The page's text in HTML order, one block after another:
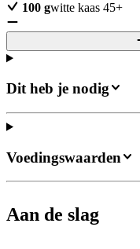
100 gwitte kaas 45+
Dit heb je nodig
Aan de slag
Voedingswaarden